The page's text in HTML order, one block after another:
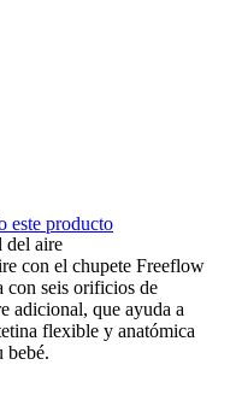
este producto
del aire
con el chupete Freeflow
con seis orificios de
adicional, que ayuda a
flexible y anatómica
bebé.